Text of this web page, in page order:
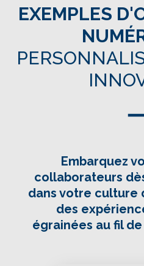
EXEMPLES
Embarquez
collaborateurs
dans votre culture
des
égrainées au fil